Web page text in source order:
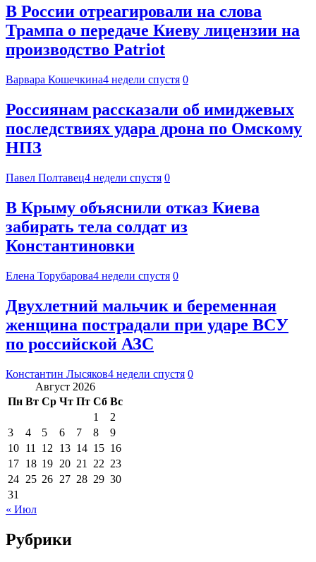
В России отреагировали на слова
Трампа о передаче Киеву лицензии на
производство Patriot
Варвара Кошечкина4 недели спустя 0
Россиянам рассказали об имиджевых
последствиях удара дрона по Омскому
НПЗ
Павел Полтавец4 недели спустя 0
В Крыму объяснили отказ Киева
забирать тела солдат из
Константиновки
Елена Торубарова4 недели спустя 0
Двухлетний мальчик и беременная
женщина пострадали при ударе ВСУ
по российской АЗС
Константин Лысяков4 недели спустя 0
Август 2026
Пн Вт Ср Чт Пт Сб Вс
1
2
3
4 5 6 7 8
9
10 11 12 13 14 15 16
17 18 19 20 21 22 23
24 25 26 27 28 29 30
31
« Июл
Рубрики